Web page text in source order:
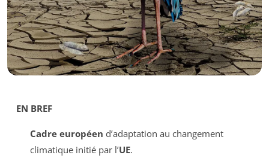
EN BREF
Cadre européen d’adaptation au changement
climatique initié par l’UE.